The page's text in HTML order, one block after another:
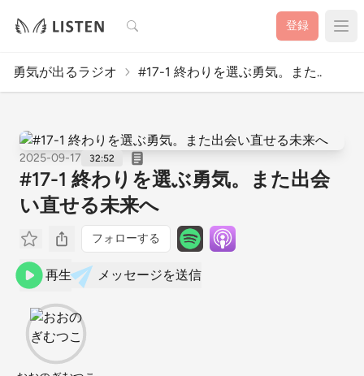
検索 登録
勇気が出るラジオ #17-1 終わりを選ぶ勇気。また..
2025-09-17 32:52
#17-1 終わりを選ぶ勇気。また出会
い直せる未来へ
フォローする
再生 メッセージを送信